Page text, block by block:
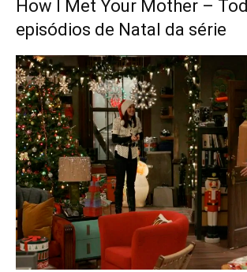
How I Met Your Mother –
episódios de Natal da série